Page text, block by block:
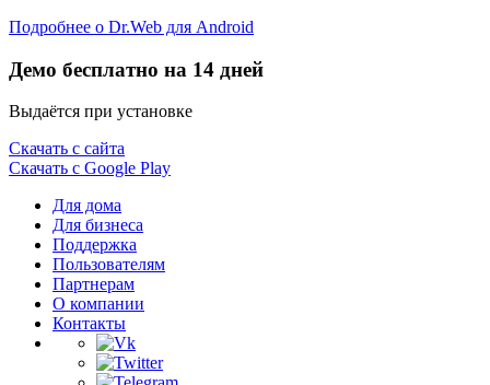
Подробнее о Dr.Web для Android
Демо бесплатно на 14 дней
Выдаётся при установке
Скачать с сайта
Скачать с Google Play
Для дома
Для бизнеса
Поддержка
Пользователям
Партнерам
О компании
Контакты